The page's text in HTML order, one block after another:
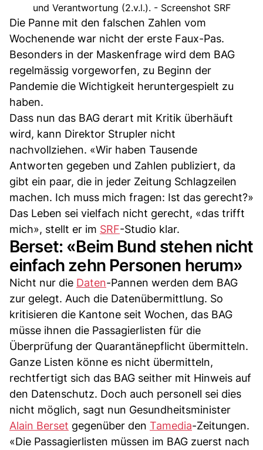
und Verantwortung (2.v.l.). - Screenshot SRF
Die Panne mit den falschen Zahlen vom
Wochenende war nicht der erste Faux-Pas.
Besonders in der Maskenfrage wird dem BAG
regelmässig vorgeworfen, zu Beginn der
Pandemie die Wichtigkeit heruntergespielt zu
haben.
Dass nun das BAG derart mit Kritik überhäuft
wird, kann Direktor Strupler nicht
nachvollziehen. «Wir haben Tausende
Antworten gegeben und Zahlen publiziert, da
gibt ein paar, die in jeder Zeitung Schlagzeilen
machen. Ich muss mich fragen: Ist das gerecht?»
Das Leben sei vielfach nicht gerecht, «das trifft
mich», stellt er im SRF-Studio klar.
Berset: «Beim Bund stehen nicht
einfach zehn Personen herum»
Nicht nur die Daten-Pannen werden dem BAG
zur gelegt. Auch die Datenübermittlung. So
kritisieren die Kantone seit Wochen, das BAG
müsse ihnen die Passagierlisten für die
Überprüfung der Quarantänepflicht übermitteln.
Ganze Listen könne es nicht übermitteln,
rechtfertigt sich das BAG seither mit Hinweis auf
den Datenschutz. Doch auch personell sei dies
nicht möglich, sagt nun Gesundheitsminister
Alain Berset gegenüber den Tamedia-Zeitungen.
«Die Passagierlisten müssen im BAG zuerst nach